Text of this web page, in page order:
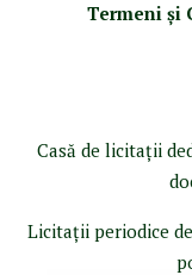
Termeni şi
Casă de licitaţii
Licitaţii periodice